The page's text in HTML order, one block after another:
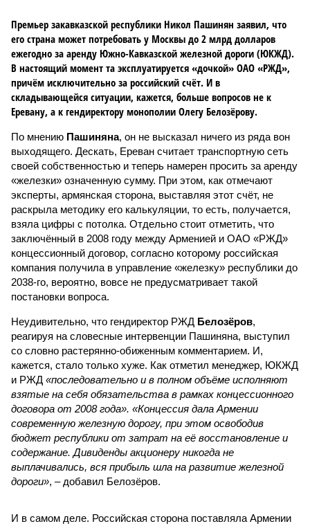
Премьер закавказской республики Никол Пашинян заявил, что
его страна может потребовать у Москвы до 2 млрд долларов
ежегодно за аренду Южно-Кавказской железной дороги (ЮКЖД).
В настоящий момент та эксплуатируется «дочкой» ОАО «РЖД»,
причём исключительно за российский счёт. И в
складывающейся ситуации, кажется, больше вопросов не к
Еревану, а к гендиректору монополии Олегу Белозёрову.
По мнению Пашиняна, он не высказал ничего из ряда вон
выходящего. Дескать, Ереван считает транспортную сеть
своей собственностью и теперь намерен просить за аренду
«железки» означенную сумму. При этом, как отмечают
эксперты, армянская сторона, выставляя этот счёт, не
раскрыла методику его калькуляции, то есть, получается,
взяла цифры с потолка. Отдельно стоит отметить, что
заключённый в 2008 году между Арменией и ОАО «РЖД»
концессионный договор, согласно которому российская
компания получила в управление «железку» республики до
2038-го, вероятно, вовсе не предусматривает такой
постановки вопроса.
Неудивительно, что гендиректор РЖД Белозёров,
реагируя на словесные интервенции Пашиняна, выступил
со словно растерянно-обиженным комментарием. И,
кажется, стало только хуже. Как отметил менеджер, ЮКЖД
и РЖД «последовательно и в полном объёме исполняют
взятые на себя обязательства в рамках концессионного
договора от 2008 года». «Концессия дала Армении
современную железную дорогу, при этом освободив
бюджет республики от затрат на её восстановление и
содержание. Дивиденды акционеру никогда не
выплачивались, вся прибыль шла на развитие железной
дороги», – добавил Белозёров.
И в самом деле. Российская сторона поставляла Армении